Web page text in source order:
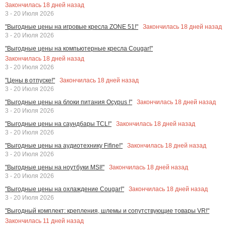
Закончилась 18 дней назад
3 - 20 Июля 2026
"Выгодные цены на игровые кресла ZONE 51!"
Закончилась 18 дней назад
3 - 20 Июля 2026
"Выгодные цены на компьютерные кресла Cougar!"
Закончилась 18 дней назад
3 - 20 Июля 2026
"Цены в отпуске!"
Закончилась 18 дней назад
3 - 20 Июля 2026
"Выгодные цены на блоки питания Ocypus !"
Закончилась 18 дней назад
3 - 20 Июля 2026
"Выгодные цены на саундбары TCL!"
Закончилась 18 дней назад
3 - 20 Июля 2026
"Выгодные цены на аудиотехнику Fifine!"
Закончилась 18 дней назад
3 - 20 Июля 2026
"Выгодные цены на ноутбуки MSI!"
Закончилась 18 дней назад
3 - 20 Июля 2026
"Выгодные цены на охлаждение Cougar!"
Закончилась 18 дней назад
3 - 20 Июля 2026
"Выгодный комплект: крепления, шлемы и сопутствующие товары VR!"
Закончилась 11 дней назад